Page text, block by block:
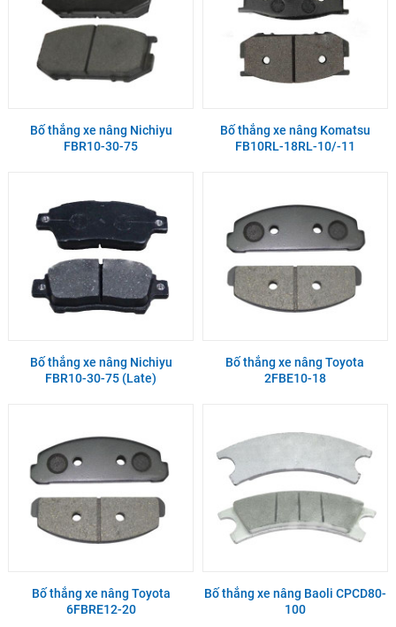
Bố thắng xe nâng Nichiyu
FBR10-30-75
Bố thắng xe nâng Komatsu
FB10RL-18RL-10/-11
Bố thắng xe nâng Nichiyu
FBR10-30-75 (Late)
Bố thắng xe nâng Toyota
2FBE10-18
Bố thắng xe nâng Toyota
6FBRE12-20
Bố thắng xe nâng Baoli CPCD80-
100